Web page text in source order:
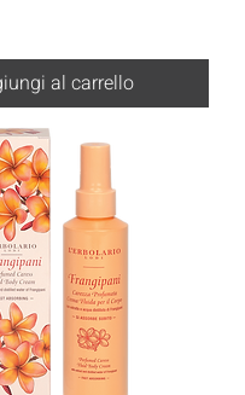
al carrello